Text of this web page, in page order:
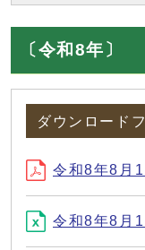
〔令和8年〕
ダウンロード
令和8年8月1
令和8年8月1